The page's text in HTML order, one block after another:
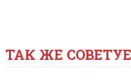
ТАК ЖЕ